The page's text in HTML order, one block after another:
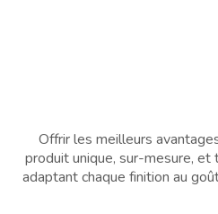
Offrir les meilleurs
produit unique, sur-mesure,
adaptant chaque finition au